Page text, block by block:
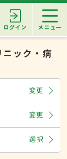
ログイン メニュー
ニック・病
変更
変更
選択